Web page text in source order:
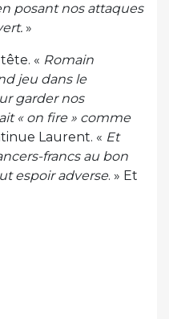
posant nos attaques
»
« Romain
jeu dans le
garder nos
« on fire » comme
Laurent. « Et
francs au bon
espoir adverse. » Et